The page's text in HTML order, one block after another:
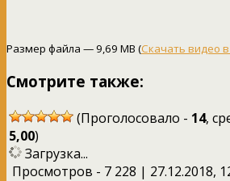
Размер файла — 9,69 MB (Скачать видео
Смотрите также:
(Проголосовало - 14,
5,00)
Загрузка...
Просмотров - 7 228 | 27.12.2018,